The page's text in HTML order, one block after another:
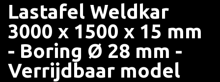
Lastafel Weldkar
3000 x 1500 x 15 mm
- Boring Ø 28 mm -
Verrijdbaar model